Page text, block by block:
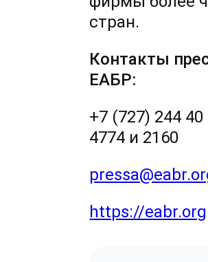
стран.
Контакты
ЕАБР:
+7 (727) 244 40
4774 и 2160
https://eabr.org